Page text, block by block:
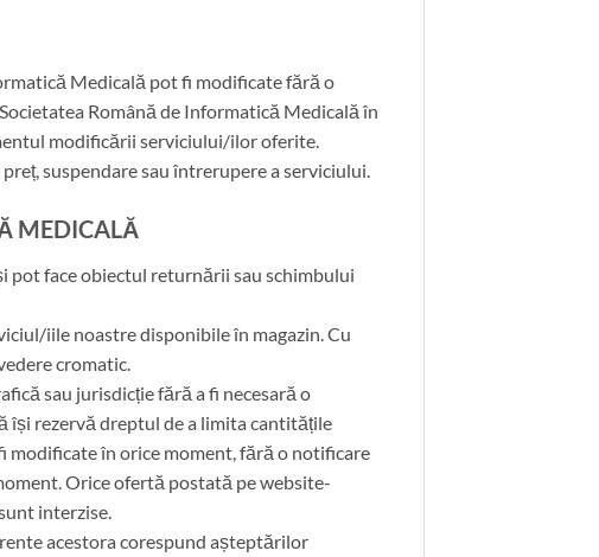
Medicală pot fi modificate fără o
Română de Informatică Medicală în
modificării serviciului/ilor oferite.
suspendare sau întrerupere a serviciului.
MEDICALĂ
pot face obiectul returnării sau schimbului
iile noastre disponibile în magazin. Cu
cromatic.
sau jurisdicție fără a fi necesară o
își rezervă dreptul de a limita cantitățile
modificate în orice moment, fără o notificare
Orice ofertă postată pe website-
interzise.
acestora corespund așteptărilor